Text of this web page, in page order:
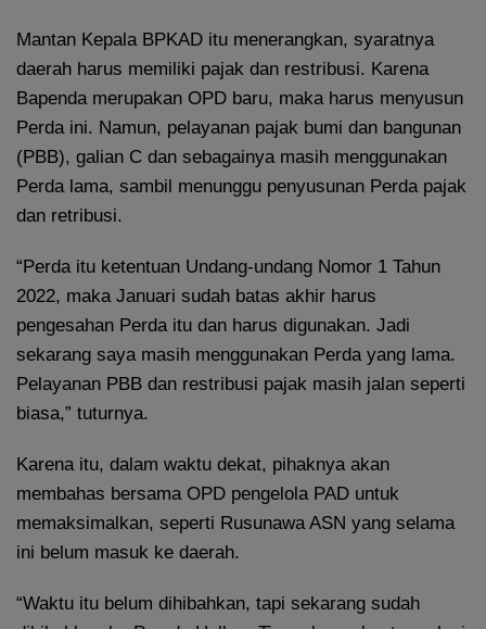
Mantan Kepala BPKAD itu menerangkan, syaratnya
daerah harus memiliki pajak dan restribusi. Karena
Bapenda merupakan OPD baru, maka harus menyusun
Perda ini. Namun, pelayanan pajak bumi dan bangunan
(PBB), galian C dan sebagainya masih menggunakan
Perda lama, sambil menunggu penyusunan Perda pajak
dan retribusi.
“Perda itu ketentuan Undang-undang Nomor 1 Tahun
2022, maka Januari sudah batas akhir harus
pengesahan Perda itu dan harus digunakan. Jadi
sekarang saya masih menggunakan Perda yang lama.
Pelayanan PBB dan restribusi pajak masih jalan seperti
biasa,” tuturnya.
Karena itu, dalam waktu dekat, pihaknya akan
membahas bersama OPD pengelola PAD untuk
memaksimalkan, seperti Rusunawa ASN yang selama
ini belum masuk ke daerah.
“Waktu itu belum dihibahkan, tapi sekarang sudah